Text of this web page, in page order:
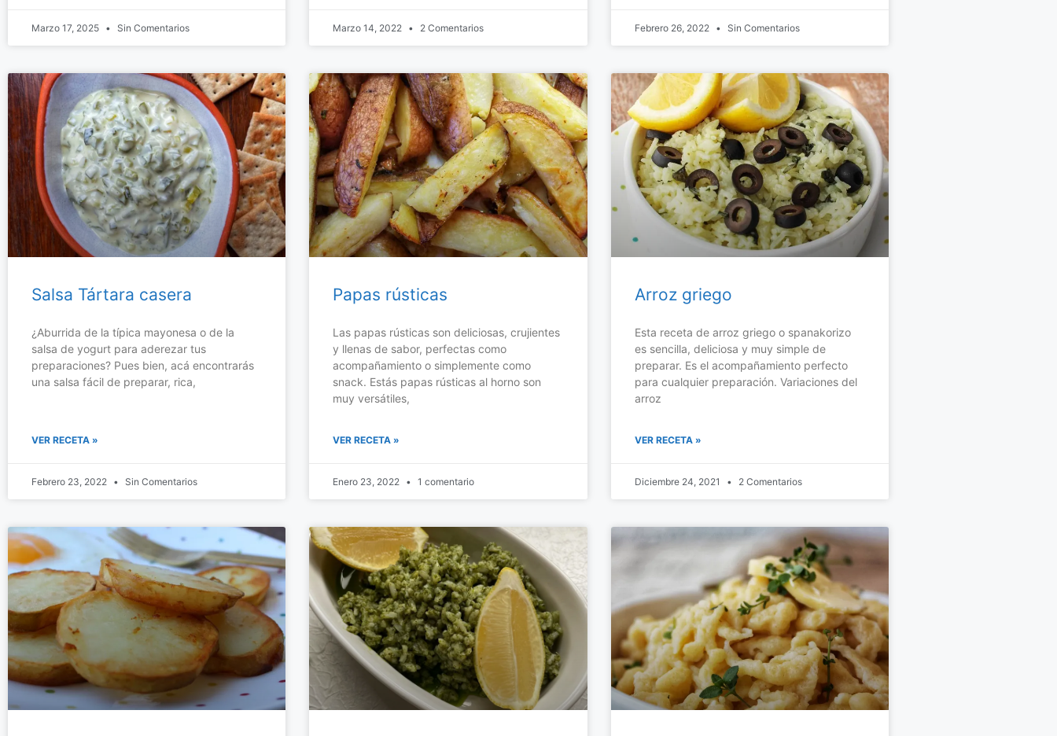
Marzo 17, 2025 Sin Comentarios Marzo 14, 2022 2 Comentarios Febrero 26, 2022 Sin Comentarios
Salsa Tártara casera
¿Aburrida de la típica mayonesa o de la
salsa de yogurt para aderezar tus
preparaciones? Pues bien, acá encontrarás
una salsa fácil de preparar, rica,
VER RECETA »
Febrero 23, 2022 Sin Comentarios
Papas rústicas
Las papas rústicas son deliciosas, crujientes
y llenas de sabor, perfectas como
acompañamiento o simplemente como
snack. Estás papas rústicas al horno son
muy versátiles,
VER RECETA »
Enero 23, 2022 1 comentario
Arroz griego
Esta receta de arroz griego o spanakorizo
es sencilla, deliciosa y muy simple de
preparar. Es el acompañamiento perfecto
para cualquier preparación. Variaciones del
arroz
VER RECETA »
Diciembre 24, 2021 2 Comentarios